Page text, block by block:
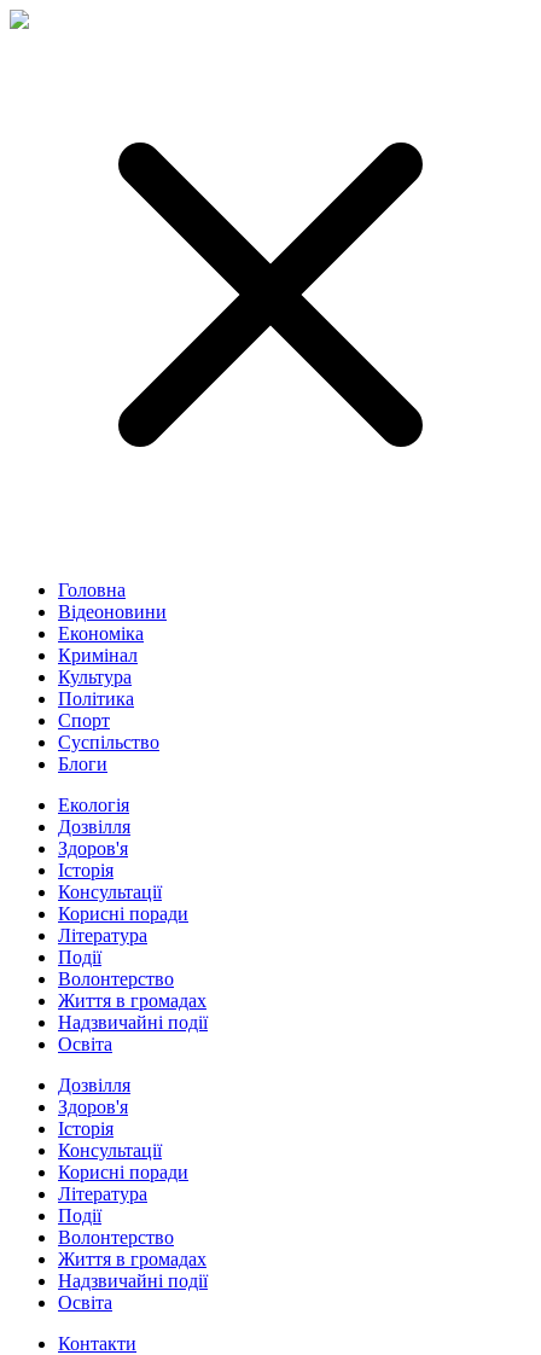
Головна
Відеоновини
Економіка
Кримінал
Культура
Політика
Спорт
Суспільство
Блоги
Екологія
Дозвілля
Здоров'я
Історія
Консультації
Корисні поради
Література
Події
Волонтерство
Життя в громадах
Надзвичайні події
Освіта
Дозвілля
Здоров'я
Історія
Консультації
Корисні поради
Література
Події
Волонтерство
Життя в громадах
Надзвичайні події
Освіта
Контакти